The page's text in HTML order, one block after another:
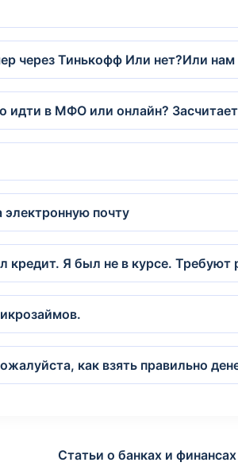
через Тинькофф Или нет?Или
идти в МФО или онлайн?
почту
кредит. Я был не в курсе. Требуют
как взять правильно
Статьи о банках и финансах